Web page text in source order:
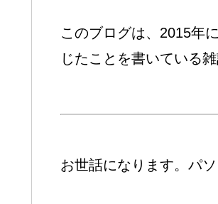
このブログは、2015年
じたことを書いている雑
お世話になります。パ